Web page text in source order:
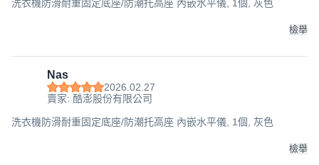
洗衣機防滑耐重固定底座/防潮托高座 內嵌水平儀, 1個, 灰色
檢舉
Nas
2026.02.27
賣家: 酷澎股份有限公司
洗衣機防滑耐重固定底座/防潮托高座 內嵌水平儀, 1個, 灰色
檢舉